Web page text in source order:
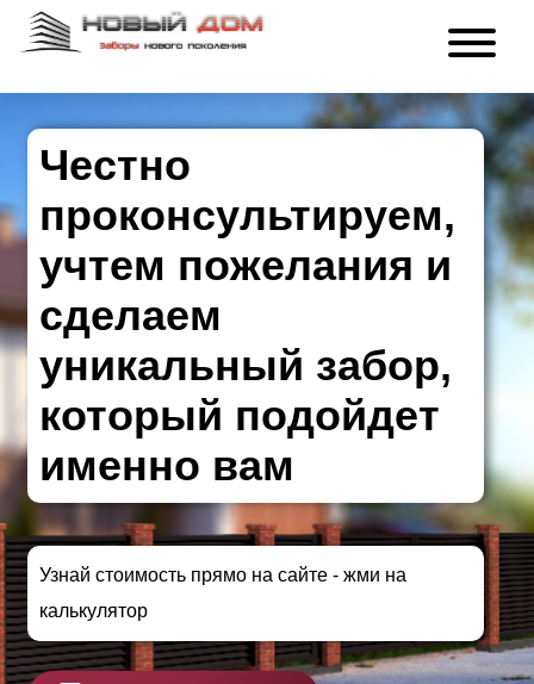
Честно
проконсультируем,
учтем пожелания и
сделаем
уникальный забор,
который подойдет
именно вам
Узнай стоимость прямо на сайте - жми на
калькулятор